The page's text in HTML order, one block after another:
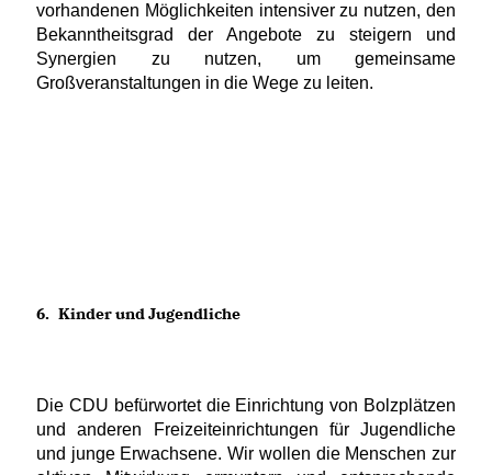
vorhandenen Möglichkeiten intensiver zu nutzen, den
Bekanntheitsgrad der Angebote zu steigern und
Synergien zu nutzen, um gemeinsame
Großveranstaltungen in die Wege zu leiten.
6. Kinder und Jugendliche
Die CDU befürwortet die Einrichtung von Bolzplätzen
und anderen Freizeiteinrichtungen für Jugendliche
und junge Erwachsene. Wir wollen die Menschen zur